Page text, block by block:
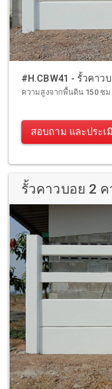
#H.CBW41 - รั้วคา
ความสูงจากพื้นดิน 150 ซม
สอบถาม และประเ
รั้วคาวบอย 2